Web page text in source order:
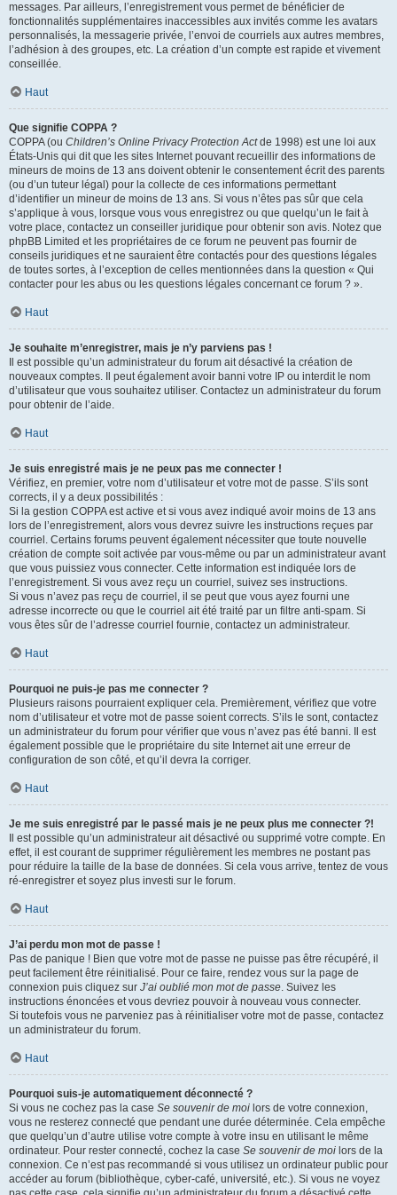
messages. Par ailleurs, l’enregistrement vous permet de bénéficier de
fonctionnalités supplémentaires inaccessibles aux invités comme les avatars
personnalisés, la messagerie privée, l’envoi de courriels aux autres membres,
l’adhésion à des groupes, etc. La création d’un compte est rapide et vivement
conseillée.
Haut
Que signifie COPPA ?
COPPA (ou Children’s Online Privacy Protection Actde 1998) est une loi aux
États-Unis qui dit que les sites Internet pouvant recueillir des informations de
mineurs de moins de 13 ans doivent obtenir le consentement écrit des parents
(ou d’un tuteur légal) pour la collecte de ces informations permettant
d’identifier un mineur de moins de 13 ans. Si vous n’êtes pas sûr que cela
s’applique à vous, lorsque vous vous enregistrez ou que quelqu’un le fait à
votre place, contactez un conseiller juridique pour obtenir son avis. Notez que
phpBB Limited et les propriétaires de ce forum ne peuvent pas fournir de
conseils juridiques et ne sauraient être contactés pour des questions légales
de toutes sortes, à l’exception de celles mentionnées dans la question « Qui
contacter pour les abus ou les questions légales concernant ce forum ? ».
Haut
Je souhaite m’enregistrer, mais je n’y parviens pas !
Il est possible qu’un administrateur du forum ait désactivé la création de
nouveaux comptes. Il peut également avoir banni votre IP ou interdit le nom
d’utilisateur que vous souhaitez utiliser. Contactez un administrateur du forum
pour obtenir de l’aide.
Haut
Je suis enregistré mais je ne peux pas me connecter !
Vérifiez, en premier, votre nom d’utilisateur et votre mot de passe. S’ils sont
corrects, il y a deux possibilités :
Si la gestion COPPA est active et si vous avez indiqué avoir moins de 13 ans
lors de l’enregistrement, alors vous devrez suivre les instructions reçues par
courriel. Certains forums peuvent également nécessiter que toute nouvelle
création de compte soit activée par vous-même ou par un administrateur avant
que vous puissiez vous connecter. Cette information est indiquée lors de
l’enregistrement. Si vous avez reçu un courriel, suivez ses instructions.
Si vous n’avez pas reçu de courriel, il se peut que vous ayez fourni une
adresse incorrecte ou que le courriel ait été traité par un filtre anti-spam. Si
vous êtes sûr de l’adresse courriel fournie, contactez un administrateur.
Haut
Pourquoi ne puis-je pas me connecter ?
Plusieurs raisons pourraient expliquer cela. Premièrement, vérifiez que votre
nom d’utilisateur et votre mot de passe soient corrects. S’ils le sont, contactez
un administrateur du forum pour vérifier que vous n’avez pas été banni. Il est
également possible que le propriétaire du site Internet ait une erreur de
configuration de son côté, et qu’il devra la corriger.
Haut
Je me suis enregistré par le passé mais je ne peux plus me connecter ?!
Il est possible qu’un administrateur ait désactivé ou supprimé votre compte. En
effet, il est courant de supprimer régulièrement les membres ne postant pas
pour réduire la taille de la base de données. Si cela vous arrive, tentez de vous
ré-enregistrer et soyez plus investi sur le forum.
Haut
J’ai perdu mon mot de passe !
Pas de panique ! Bien que votre mot de passe ne puisse pas être récupéré, il
peut facilement être réinitialisé. Pour ce faire, rendez vous sur la page de
connexion puis cliquez sur J’ai oublié mon mot de passe. Suivez les
instructions énoncées et vous devriez pouvoir à nouveau vous connecter.
Si toutefois vous ne parveniez pas à réinitialiser votre mot de passe, contactez
un administrateur du forum.
Haut
Pourquoi suis-je automatiquement déconnecté ?
Si vous ne cochez pas la case Se souvenir de moi lors de votre connexion,
vous ne resterez connecté que pendant une durée déterminée. Cela empêche
que quelqu’un d’autre utilise votre compte à votre insu en utilisant le même
ordinateur. Pour rester connecté, cochez la case Se souvenir de moi lors de la
connexion. Ce n’est pas recommandé si vous utilisez un ordinateur public pour
accéder au forum (bibliothèque, cyber-café, université, etc.). Si vous ne voyez